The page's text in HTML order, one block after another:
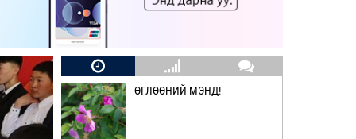
ӨГЛӨӨНИЙ МЭНД!